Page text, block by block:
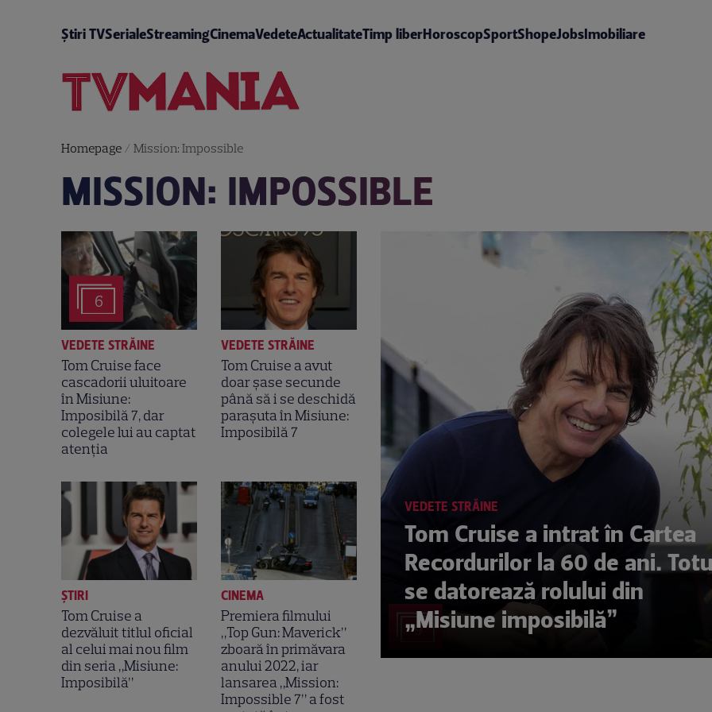
Știri TVSerialeStreamingCinemaVedeteActualitateTimp liberHoroscopSportShopeJobsImobiliare
Homepage/ Mission: Impossible
MISSION: IMPOSSIBLE
6
VEDETE STRĂINE
Tom Cruise face
cascadorii uluitoare
în Misiune:
Imposibilă 7, dar
colegele lui au captat
atenția
VEDETE STRĂINE
Tom Cruise a avut
doar șase secunde
până să i se deschidă
parașuta în Misiune:
Imposibilă 7
ȘTIRI
Tom Cruise a
dezvăluit titlul oficial
al celui mai nou film
din seria „Misiune:
Imposibilă”
CINEMA
Premiera filmului
„Top Gun: Maverick”
zboară în primăvara
anului 2022, iar
lansarea „Mission:
Impossible 7” a fost
9
VEDETE STRĂINE
Tom Cruise a intrat în Cartea
Recordurilor la 60 de ani.
se datorează rolului din
„Misiune imposibilă”